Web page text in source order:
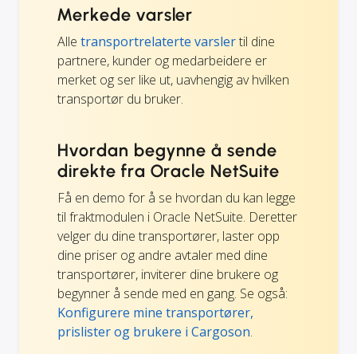
Merkede varsler
Alle transportrelaterte varslertil dine
partnere, kunder og medarbeidere er
merket og ser like ut, uavhengig av hvilken
transportør du bruker.
Hvordan begynne å sende
direkte fra Oracle NetSuite
Få en demo for å se hvordan du kan legge
til fraktmodulen i Oracle NetSuite. Deretter
velger du dine transportører, laster opp
dine priser og andre avtaler med dine
transportører, inviterer dine brukere og
begynner å sende med en gang. Se også:
Konfigurere mine transportører,
prislister og brukere i Cargoson.